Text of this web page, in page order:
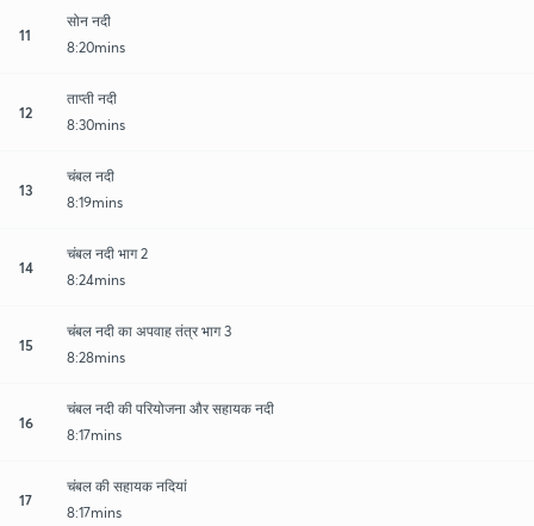
11
सोन नदी
8:20mins
12
ताप्ती नदी
8:30mins
13
चंबल नदी
8:19mins
14
चंबल नदी भाग 2
8:24mins
15
चंबल नदी का अपवाह तंत्र भाग 3
8:28mins
16
चंबल नदी की परियोजना और सहायक नदी
8:17mins
17
चंबल की सहायक नदियां
8:17mins